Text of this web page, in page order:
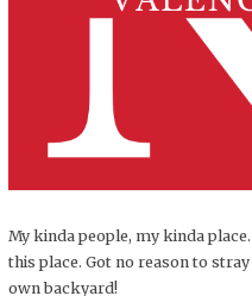
My kinda people, my kinda
this place. Got no reason to
own backyard!